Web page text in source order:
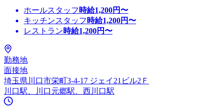
ホールスタッフ 時給1,200円〜
キッチンスタッフ 時給1,200円〜
レストラン時給1,200円〜
勤務地
面接地
埼玉県川口市栄町3-4-17 ジェイ21ビル2Ｆ
川口駅、川口元郷駅、西川口駅